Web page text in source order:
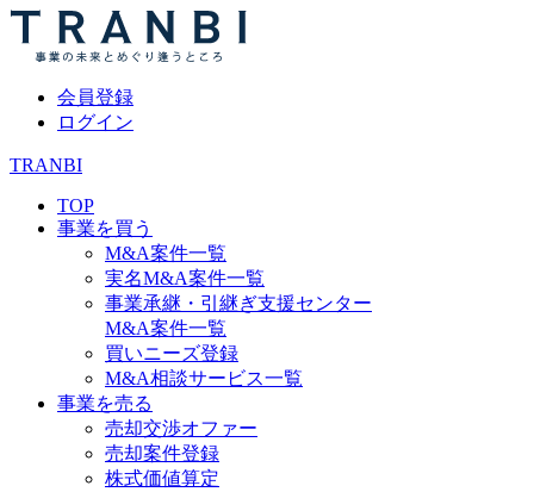
会員登録
ログイン
TRANBI
TOP
事業を買う
M&A案件一覧
実名M&A案件一覧
事業承継・引継ぎ支援センター
M&A案件一覧
買いニーズ登録
M&A相談サービス一覧
事業を売る
売却交渉オファー
売却案件登録
株式価値算定